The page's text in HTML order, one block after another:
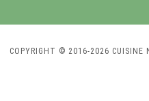
COPYRIGHT © 2016-2026 CUISINE